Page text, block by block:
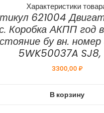
Характеристики
621004
Коробка АКПП год
бу вн.
5WK50037A SJ8,
3300,00₽
В корзину